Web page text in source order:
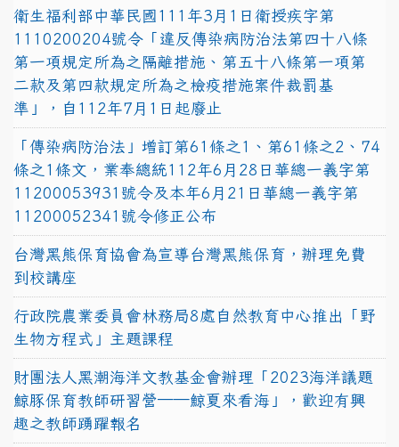
衛生福利部中華民國111年3月1日衛授疾字第
1110200204號令「違反傳染病防治法第四十八條
第一項規定所為之隔離措施、第五十八條第一項第
二款及第四款規定所為之檢疫措施案件裁罰基
準」，自112年7月1日起廢止
「傳染病防治法」增訂第61條之1、第61條之2、74
條之1條文，業奉總統112年6月28日華總一義字第
11200053931號令及本年6月21日華總一義字第
11200052341號令修正公布
台灣黑熊保育協會為宣導台灣黑熊保育，辦理免費
到校講座
行政院農業委員會林務局8處自然教育中心推出「野
生物方程式」主題課程
財團法人黑潮海洋文教基金會辦理「2023海洋議題
鯨豚保育教師研習營──鯨夏來看海」，歡迎有興
趣之教師踴躍報名